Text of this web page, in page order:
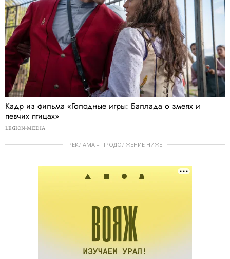
Кадр из фильма «Голодные игры: Баллада о змеях и
певчих птицах»
LEGION-MEDIA
РЕКЛАМА – ПРОДОЛЖЕНИЕ НИЖЕ